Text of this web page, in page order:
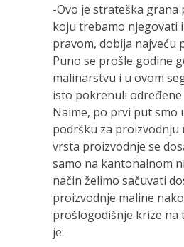
-Ovo je strateška grana
koju trebamo njegovati
pravom, dobija najveću
Puno se prošle godine
malinarstvu i u ovom
isto pokrenuli
Naime, po prvi put smo
podršku za proizvodnju
vrsta proizvodnje se
samo na kantonalnom
način želimo sačuvati
proizvodnje maline
prošlogodišnje krize na
je.